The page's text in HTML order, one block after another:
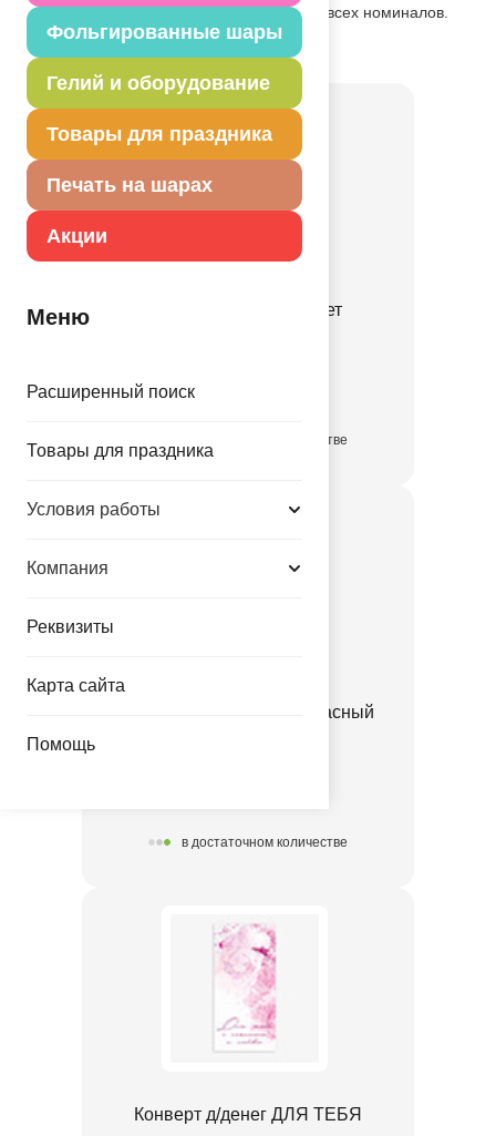
Фольгированные шары
Гелий и оборудование
Товары для праздника
Печать на шарах
Акции
Меню
Расширенный поиск
Товары для праздника
Условия работы
Компания
Реквизиты
Карта сайта
Помощь
рисунком. Конверт подходит для купюр всех номиналов.
Товар из разделаКонверты
Конверт д/денег Совет
в достаточном количестве
Конверт д/денег Бант красный
в достаточном количестве
Конверт д/денег ДЛЯ ТЕБЯ